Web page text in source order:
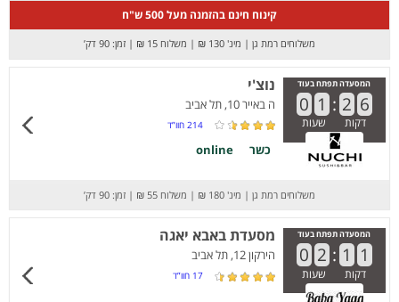
קינוח חינם בהזמנה מעל 500 ש"ח
משלוחים רמת גן | מינ' 130 ₪ | משלוח 15 ₪ | זמן: 90 דק’
המסעדה תפתח בעוד
0 1 : 2 6
דקות שעות
נוצ'י
ה באייר 10, תל אביב
214 חוו”ד
כשר online
משלוחים רמת גן | מינ' 180 ₪ | משלוח 55 ₪ | זמן: 90 דק’
המסעדה תפתח בעוד
0 2 : 1 1
דקות שעות
מסעדת באבא יאגה
הירקון 12, תל אביב
17 חוו”ד